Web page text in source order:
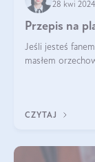
28 kwi 2024
Przepis na
Jeśli jesteś
masłem
CZYTAJ